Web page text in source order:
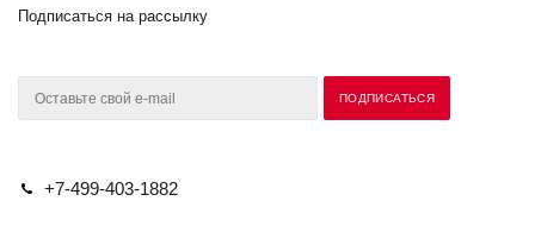
Подписаться на рассылку
+7-499-403-1882